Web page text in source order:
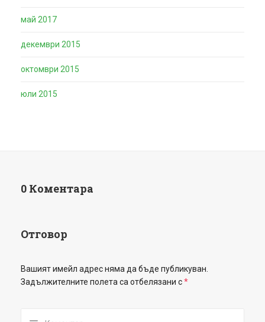
май 2017
декември 2015
октомври 2015
юли 2015
0 Коментара
Отговор
Вашият имейл адрес няма да бъде публикуван.
Задължителните полета са отбелязани с*